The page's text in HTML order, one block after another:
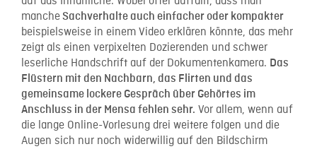
mancheSachverhalte auch einfacher oder kompakter
beispielsweise in einem Video erklären könnte, das mehr
zeigt als einen verpixelten Dozierenden und schwer
leserliche Handschrift auf der Dokumentenkamera. Das
Flüstern mit den Nachbarn, das Flirten und das
gemeinsame lockere Gespräch über Gehörtes im
Anschluss in der Mensa fehlen sehr. Vor allem, wenn auf
die lange Online-Vorlesung drei weitere folgen und die
Augen sich nur noch widerwillig auf den Bildschirm